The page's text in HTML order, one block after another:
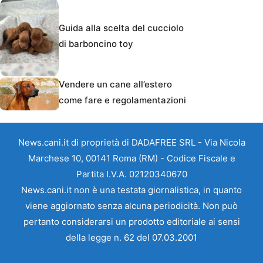
Guida alla scelta del cucciolo
di barboncino toy
Vendere un cane all’estero
come fare e regolamentazioni
News.cani.it di proprietà di DADAFREE SRL - Via Nicola
Marchese 10, 00141 Roma (RM) - Codice Fiscale e
Partita I.V.A. 02120340670
News.cani.it non è una testata giornalistica, in quanto
viene aggiornato senza alcuna periodicità. Non può
pertanto considerarsi un prodotto editoriale ai sensi
della legge n. 62 del 07.03.2001